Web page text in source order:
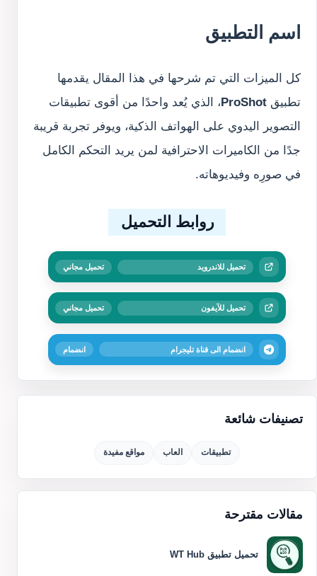
تصنيفات شائعة
تطبيقات العاب مواقع مفيدة
مقالات مقترحة
تحميل تطبيق WT Hub
اسم التطبيق
كل الميزات التي تم شرحها في هذا المقال يقدمها
تطبيق ProShot، الذي يُعد واحدًا من أقوى تطبيقات
التصوير اليدوي على الهواتف الذكية، ويوفر تجربة قريبة
جدًا من الكاميرات الاحترافية لمن يريد التحكم الكامل
في صورِه وفيديوهاته.
روابط التحميل
تحميل للاندرويد تحميل مجاني
تحميل للآيفون تحميل مجاني
انضمام الى قناة تليجرام انضمام